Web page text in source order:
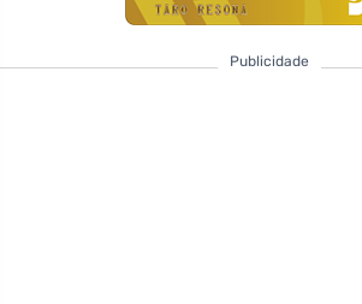
Publicidade